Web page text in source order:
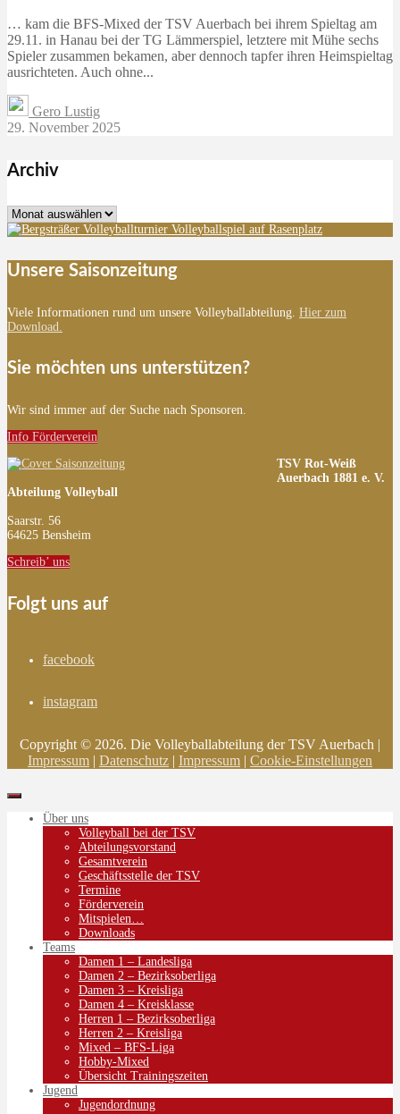
… kam die BFS-Mixed der TSV Auerbach bei ihrem Spieltag am
29.11. in Hanau bei der TG Lämmerspiel, letztere mit Mühe sechs
Spieler zusammen bekamen, aber dennoch tapfer ihren Heimspieltag
ausrichteten. Auch ohne...
Gero Lustig
29. November 2025
Archiv
Archiv
Unsere Saisonzeitung
Viele Informationen rund um unsere Volleyballabteilung. Hier zum
Download.
Sie möchten uns unterstützen?
Wir sind immer auf der Suche nach Sponsoren.
Info Förderverein
TSV Rot-Weiß
Auerbach 1881 e. V.
Abteilung Volleyball
Saarstr. 56
64625 Bensheim
Schreib’ uns
Folgt uns auf
facebook
instagram
Copyright © 2026. Die Volleyballabteilung der TSV Auerbach |
Impressum | Datenschutz | Impressum | Cookie-Einstellungen
Über uns
Volleyball bei der TSV
Abteilungsvorstand
Gesamtverein
Geschäftsstelle der TSV
Termine
Förderverein
Mitspielen…
Downloads
Teams
Damen 1 – Landesliga
Damen 2 – Bezirksoberliga
Damen 3 – Kreisliga
Damen 4 – Kreisklasse
Herren 1 – Bezirksoberliga
Herren 2 – Kreisliga
Mixed – BFS-Liga
Hobby-Mixed
Übersicht Trainingszeiten
Jugend
Jugendordnung